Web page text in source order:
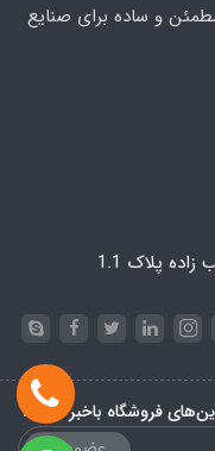
و ساده برای صنایع
پلاک 1.1
فروشگاه باخبر شوید: